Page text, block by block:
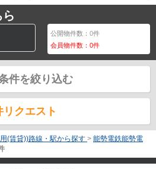
公開物件数：0件
会員物件数：0件
件を絞り込む
リクエスト
(賃貸))路線・駅から探す > 能勢電鉄能勢電